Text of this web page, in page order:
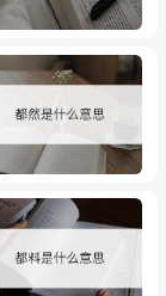
子上的.
rebaited the
一条沙丁鱼